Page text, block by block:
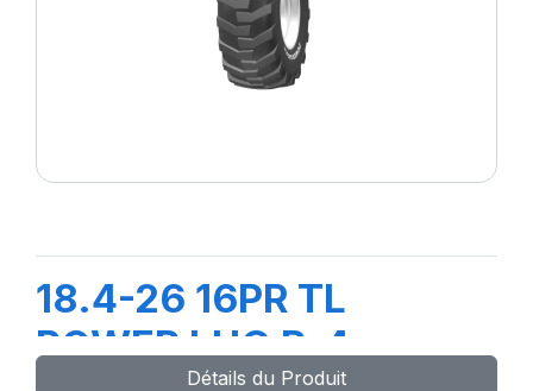
18.4-26 16PR TL
POWER LUG R-4
Détails du Produit